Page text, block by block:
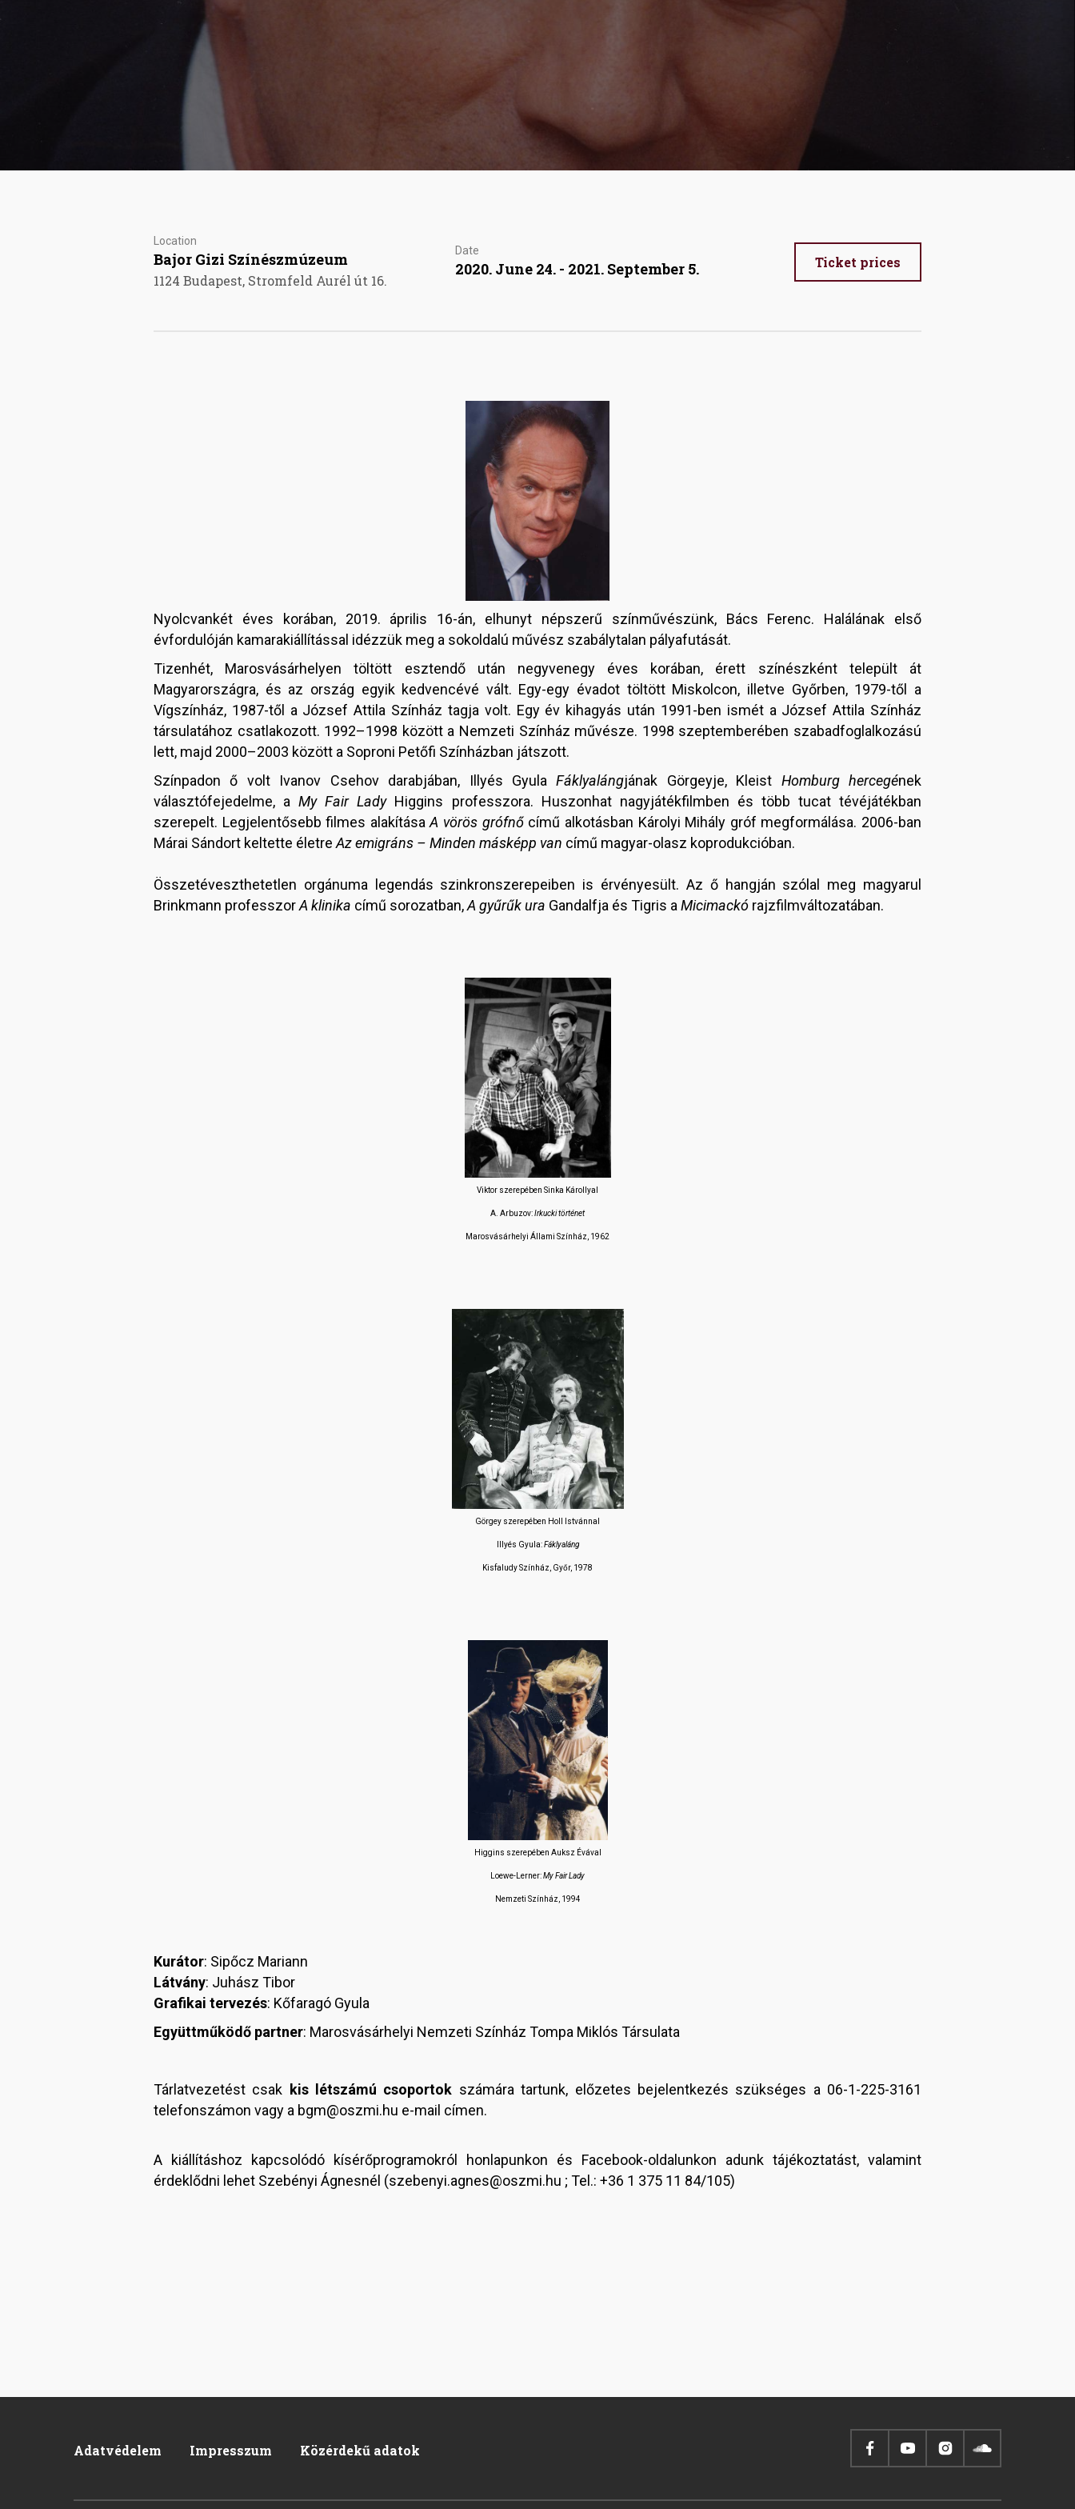
Location
Bajor Gizi Színészmúzeum
1124 Budapest, Stromfeld Aurél út 16.
Date
2020. June 24. - 2021. September 5. Ticket prices
Nyolcvankét éves korában, 2019. április 16-án, elhunyt népszerű színművészünk, Bács Ferenc. Halálának első
évfordulóján kamarakiállítással idézzük meg a sokoldalú művész szabálytalan pályafutását.
Tizenhét, Marosvásárhelyen töltött esztendő után negyvenegy éves korában, érett színészként települt át
Magyarországra, és az ország egyik kedvencévé vált. Egy-egy évadot töltött Miskolcon, illetve Győrben, 1979-től a
Vígszínház, 1987-től a József Attila Színház tagja volt. Egy év kihagyás után 1991-ben ismét a József Attila Színház
társulatához csatlakozott. 1992–1998 között a Nemzeti Színház művésze. 1998 szeptemberében szabadfoglalkozású
lett, majd 2000–2003 között a Soproni Petőfi Színházban játszott.
Színpadon ő volt Ivanov Csehov darabjában, Illyés GyulaFáklyalángjának Görgeyje, Kleist Homburg hercegének
választófejedelme, aMy Fair LadyHiggins professzora. Huszonhat nagyjátékfilmben és több tucat tévéjátékban
szerepelt. Legjelentősebb filmes alakításaA vörös grófnőcímű alkotásban Károlyi Mihály gróf megformálása. 2006-ban
Márai Sándort keltette életre Az emigráns – Minden másképp van című magyar-olasz koprodukcióban.
Összetéveszthetetlen orgánuma legendás szinkronszerepeiben is érvényesült. Az ő hangján szólal meg magyarul
Brinkmann professzorA klinika című sorozatban,A gyűrűk ura Gandalfja és Tigris a Micimackó rajzfilmváltozatában.
Viktor szerepében Sinka Károllyal
A. Arbuzov:Irkucki történet
Marosvásárhelyi Állami Színház, 1962
Görgey szerepében Holl Istvánnal
Illyés Gyula:Fáklyaláng
Kisfaludy Színház, Győr, 1978
Higgins szerepében Auksz Évával
Loewe-Lerner:My Fair Lady
Nemzeti Színház, 1994
Kurátor: Sipőcz Mariann
Látvány: Juhász Tibor
Grafikai tervezés: Kőfaragó Gyula
Együttműködő partner: Marosvásárhelyi Nemzeti Színház Tompa Miklós Társulata
Tárlatvezetést csak kis létszámú csoportok számára tartunk, előzetes bejelentkezés szükséges a 06-1-225-3161
telefonszámon vagy a bgm@oszmi.hu e-mail címen.
A kiállításhoz kapcsolódó kísérőprogramokról honlapunkon és Facebook-oldalunkon adunk tájékoztatást, valamint
érdeklődni lehet Szebényi Ágnesnél (szebenyi.agnes@oszmi.hu ; Tel.: +36 1 375 11 84/105)
de
Adatvédelem Impresszum Közérdekű adatok